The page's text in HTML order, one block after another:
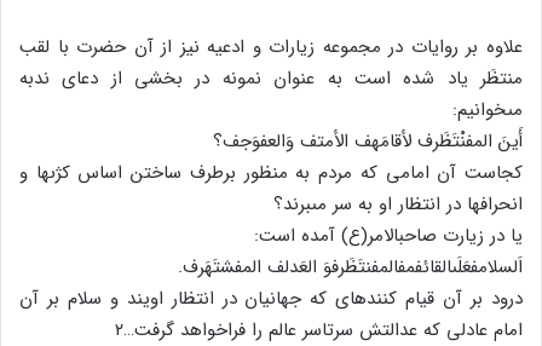
علاوه بر روایات در مجموعه زیارات و ادعیه نیز از آن حضرت با لقب
منتظَر یاد شده است به عنوان نمونه در بخشى از دعاى ندبه
مى‏خوانیم:
أَینَ المفنْتَظَرف لأقامَهف الأمتف وَالعفوَجف؟
کجاست آن امامى که مردم به منظور برطرف ساختن اساس کژى‏ها و
انحراف‏ها در انتظار او به سر مى‏برند؟
یا در زیارت صاحب‏الامر(ع) آمده است:
اَلسلامف‏عَلَى‏القائفمف‏المفنتَظَرفوَ العَدلف المفشتَهَرف.
درود بر آن قیام کننده‏اى که جهانیان در انتظار اویند و سلام بر آن
امام عادلى که عدالتش سرتاسر عالم را فراخواهد گرفت…۲